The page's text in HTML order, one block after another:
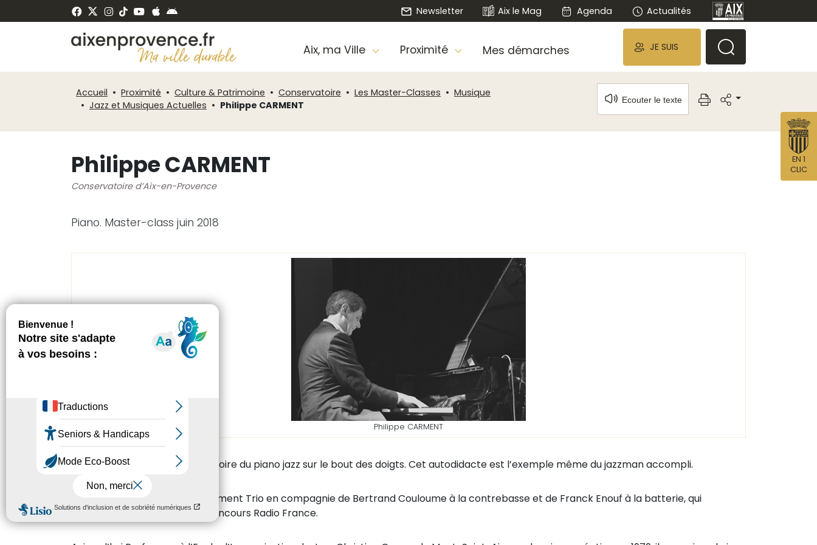
Newsletter Aix le Mag Agenda Actualités
Aix, ma Ville Proximité Mes démarches JE SUIS
Accueil Proximité Culture & Patrimoine Conservatoire Les Master-Classes
Musique
Jazz et Musiques Actuelles
Philippe CARMENT Ecouter le texte
Philippe CARMENT
Conservatoire d’Aix-en-Provence
Piano. Master-class juin 2018
Philippe CARMENT
Philippe Carment connaît l’histoire du piano jazz sur le bout des doigts. Cet autodidacte est l’exemple même du jazzman accompli.
En 1990, il forme le Philippe Carment Trio en compagnie de Bertrand Couloume à la contrebasse et de Franck Enouf à la batterie, qui
remporte le Premier Prix du concours Radio France.
EN 1
CLIC
de
Panneau de gestion des cookies